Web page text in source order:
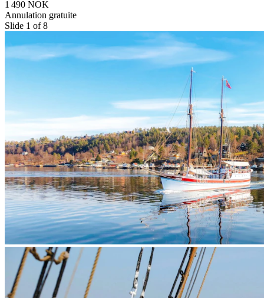
1 490 NOK
Annulation gratuite
Slide 1 of 8